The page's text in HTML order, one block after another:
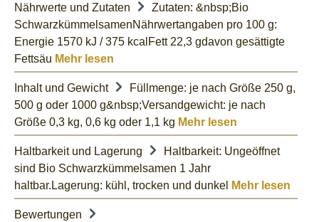
Nährwerte und Zutaten
Zutaten: &nbsp;Bio
SchwarzkümmelsamenNährwertangaben pro 100 g:
Energie 1570 kJ / 375 kcalFett 22,3 gdavon gesättigte
Fettsäu Mehr lesen
Inhalt und Gewicht
Füllmenge: je nach Größe 250 g,
500 g oder 1000 g&nbsp;Versandgewicht: je nach
Größe 0,3 kg, 0,6 kg oder 1,1 kg Mehr lesen
Haltbarkeit und Lagerung
Haltbarkeit: Ungeöffnet
sind Bio Schwarzkümmelsamen 1 Jahr
haltbar.Lagerung: kühl, trocken und dunkel
Mehr lesen
Bewertungen